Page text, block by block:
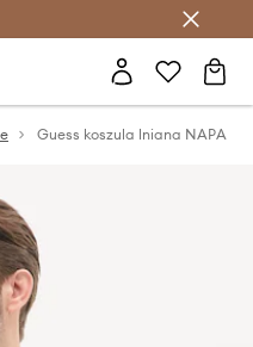
Club >
Guess koszula lniana NAPA